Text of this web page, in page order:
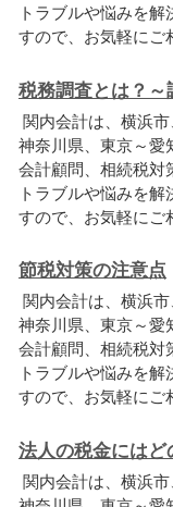
トラブルや悩みを
すので、お気軽にご
税務調査とは？～
関内会計は、横浜
神奈川県、東京～愛
会計顧問、相続税対
トラブルや悩みを
すので、お気軽にご
節税対策の注意点
関内会計は、横浜
神奈川県、東京～愛
会計顧問、相続税対
トラブルや悩みを
すので、お気軽にご
法人の税金には
関内会計は、横浜